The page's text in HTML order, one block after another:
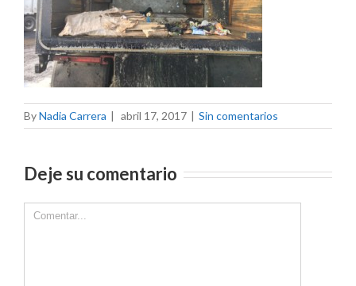
ByNadia Carrera | abril 17, 2017 | Sin comentarios
Deje su comentario
Comment